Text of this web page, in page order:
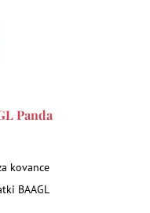
Panda
kovance
BAAGL